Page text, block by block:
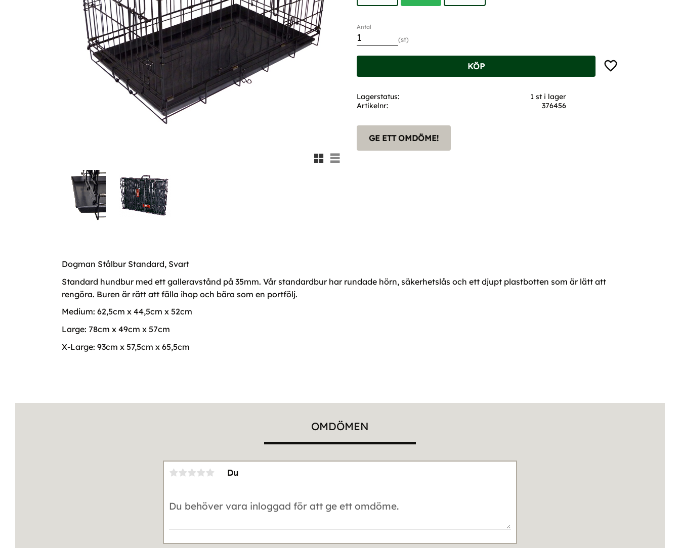
Rutnätsvy
Listvy
Antal
st
KÖP Lägg till i favoriter
Lagerstatus
1 st i lager
Artikelnr
376456
GE ETT OMDÖME!
Dogman Stålbur Standard, Svart
Standard hundbur med ett galleravstånd på 35mm. Vår standardbur har rundade hörn, säkerhetslås och ett djupt plastbotten som är lätt att
rengöra. Buren är rätt att fälla ihop och bära som en portfölj.
Medium: 62,5cm x 44,5cm x 52cm
Large: 78cm x 49cm x 57cm
X-Large: 93cm x 57,5cm x 65,5cm
OMDÖMEN
Du